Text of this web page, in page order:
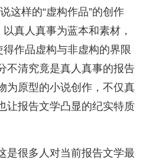
这样的“虚构作品”的创作
真人真事为蓝本和素材，
得作品虚构与非虚构的界限
不清究竟是真人真事的报告
为原型的小说创作，不仅真
让报告文学凸显的纪实特质
是很多人对当前报告文学最